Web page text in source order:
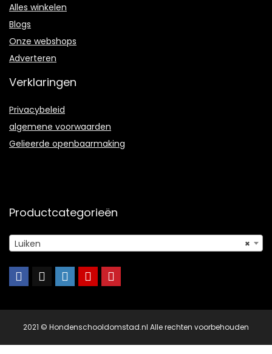
Alles winkelen
Blogs
Onze webshops
Adverteren
Verklaringen
Privacybeleid
algemene voorwaarden
Gelieerde openbaarmaking
Productcategorieën
×
Luiken
2021 © Hondenschooldomstad.nl Alle rechten voorbehouden